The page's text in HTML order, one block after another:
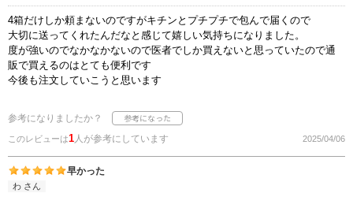
4箱だけしか頼まないのですがキチンとプチプチで包んで届くので
大切に送ってくれたんだなと感じて嬉しい気持ちになりました。
度が強いのでなかなかないので医者でしか買えないと思っていたので通
販で買えるのはとても便利です
今後も注文していこうと思います
参考になりましたか？
このレビューは1人が参考にしています 2025/04/06
早かった
わ さん